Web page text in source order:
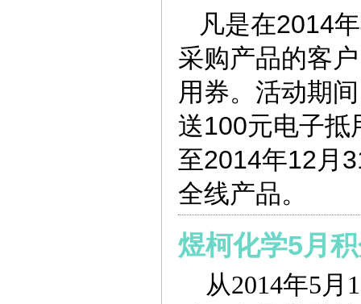
凡是在2014
采购产品的客
用券。活动期
送100元电子抵
至2014年12月
全线产品。
煜柯化学5月
从2014年5